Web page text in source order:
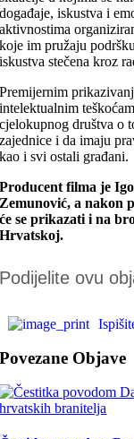
događaje, iskustva i
aktivnostima
koje im pružaju
iskustva stečena kroz
Premijernim
intelektualnim
cjelokupnog društva o
zajednice i da imaju
kao i svi ostali građani.
Producent filma je
Zemunović, a nakon
će se prikazati i na
Hrvatskoj.
Podijelite ovu
Povezane Objave